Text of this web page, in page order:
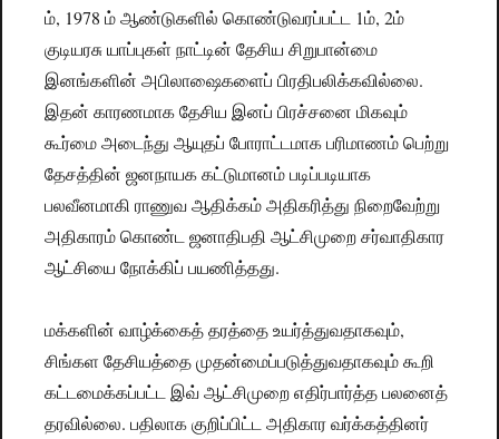
ம், 1978 ம் ஆண்டுகளில் கொண்டுவரப்பட்ட 1ம், 2ம்
குடியரசு யாப்புகள் நாட்டின் தேசிய சிறுபான்மை
இனங்களின் அபிலாஷைகளைப் பிரதிபலிக்கவில்லை.
இதன் காரணமாக தேசிய இனப் பிரச்சனை மிகவும்
கூர்மை அடைந்து ஆயுதப் போராட்டமாக பரிமாணம் பெற்று
தேசத்தின் ஜனநாயக கட்டுமானம் படிப்படியாக
பலவீனமாகி ராணுவ ஆதிக்கம் அதிகரித்து நிறைவேற்று
அதிகாரம் கொண்ட ஜனாதிபதி ஆட்சிமுறை சர்வாதிகார
ஆட்சியை நோக்கிப் பயணித்தது.
மக்களின் வாழ்க்கைத் தரத்தை உயர்த்துவதாகவும்,
சிங்கள தேசியத்தை முதன்மைப்படுத்துவதாகவும் கூறி
கட்டமைக்கப்பட்ட இவ் ஆட்சிமுறை எதிர்பார்த்த பலனைத்
தரவில்லை. பதிலாக குறிப்பிட்ட அதிகார வர்க்கத்தினர்